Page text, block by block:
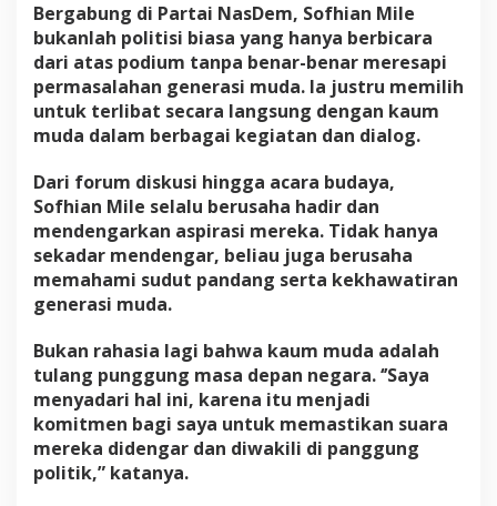
Bergabung di Partai NasDem, Sofhian Mile
bukanlah politisi biasa yang hanya berbicara
dari atas podium tanpa benar-benar meresapi
permasalahan generasi muda. Ia justru memilih
untuk terlibat secara langsung dengan kaum
muda dalam berbagai kegiatan dan dialog.
Dari forum diskusi hingga acara budaya,
Sofhian Mile selalu berusaha hadir dan
mendengarkan aspirasi mereka. Tidak hanya
sekadar mendengar, beliau juga berusaha
memahami sudut pandang serta kekhawatiran
generasi muda.
Bukan rahasia lagi bahwa kaum muda adalah
tulang punggung masa depan negara. ‘’Saya
menyadari hal ini, karena itu menjadi
komitmen bagi saya untuk memastikan suara
mereka didengar dan diwakili di panggung
politik,” katanya.